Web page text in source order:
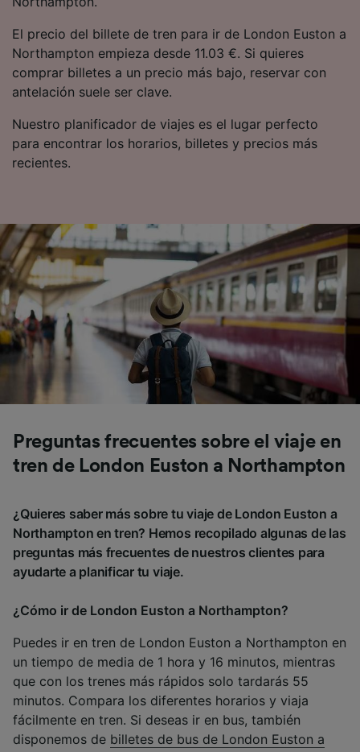
El precio del billete de tren para ir de London Euston a
Northampton empieza desde 11.03 €. Si quieres
comprar billetes a un precio más bajo, reservar con
antelación suele ser clave.
Nuestro planificador de viajes es el lugar perfecto
para encontrar los horarios, billetes y precios más
recientes.
Preguntas frecuentes sobre el viaje en
tren de London Euston a Northampton
¿Quieres saber más sobre tu viaje de London Euston a
Northampton en tren? Hemos recopilado algunas de las
preguntas más frecuentes de nuestros clientes para
ayudarte a planificar tu viaje.
¿Cómo ir de London Euston a Northampton?
Puedes ir en tren de London Euston a Northampton en
un tiempo de media de 1 hora y 16 minutos, mientras
que con los trenes más rápidos solo tardarás 55
minutos. Compara los diferentes horarios y viaja
fácilmente en tren. Si deseas ir en bus, también
disponemos de billetes de bus de London Euston a